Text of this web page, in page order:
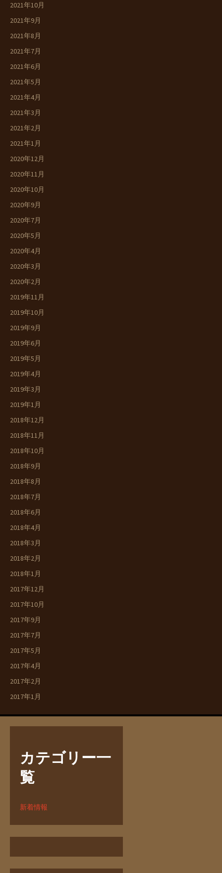
2021年10月
2021年9月
2021年8月
2021年7月
2021年6月
2021年5月
2021年4月
2021年3月
2021年2月
2021年1月
2020年12月
2020年11月
2020年10月
2020年9月
2020年7月
2020年5月
2020年4月
2020年3月
2020年2月
2019年11月
2019年10月
2019年9月
2019年6月
2019年5月
2019年4月
2019年3月
2019年1月
2018年12月
2018年11月
2018年10月
2018年9月
2018年8月
2018年7月
2018年6月
2018年4月
2018年3月
2018年2月
2018年1月
2017年12月
2017年10月
2017年9月
2017年7月
2017年5月
2017年4月
2017年2月
2017年1月
カテゴリー一
覧
新着情報